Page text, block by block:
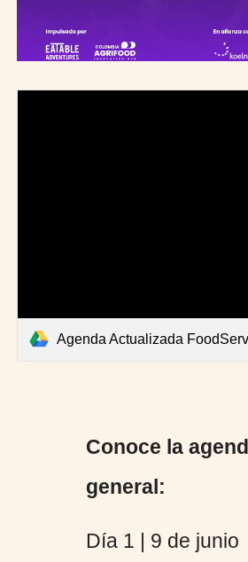
Agenda Actualizada
Conoce la
general:
Día 1 | 9 de junio